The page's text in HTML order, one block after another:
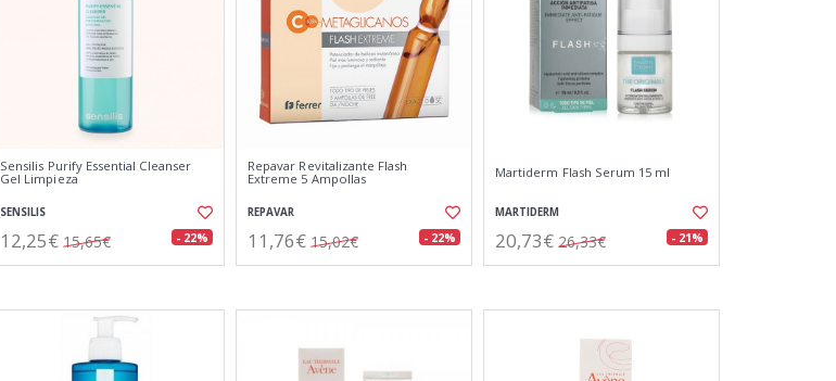
Sensilis Purify Essential Cleanser
Gel Limpieza
SENSILIS
12,25€ 15,65€ - 22%
Repavar Revitalizante Flash
Extreme 5 Ampollas
REPAVAR
11,76€ 15,02€ - 22%
Martiderm Flash Serum 15 ml
MARTIDERM
20,73€ 26,33€ - 21%